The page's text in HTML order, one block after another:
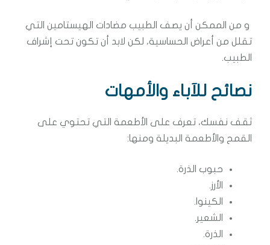
و من الممكن أن يصف الطبيب مضادات الهيستامين التي
تقلل من أعراض الحساسية، لكن لابد أن تكون تحت إشراف
الطبيب.
نصائح للآباء والأمهات
ثقف نفسك، تعرف على الأطعمة التي تحتوي على
القمح والأطعمة البديلة ومنها:
حبوب الذرة.
الأرز.
الكينوا.
الشعير.
الذرة.